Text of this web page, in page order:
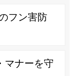
フン害防
マナーを守